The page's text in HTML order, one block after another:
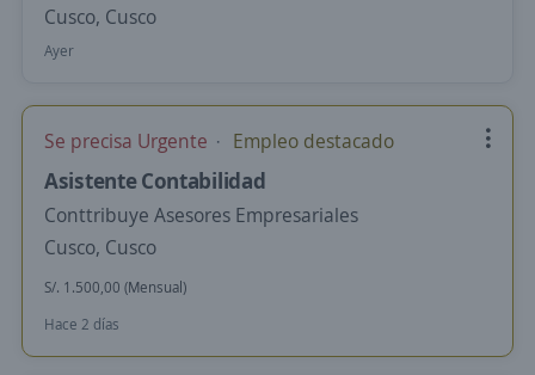
Cusco, Cusco
Ayer
Se precisa Urgente Empleo destacado
Asistente Contabilidad
Conttribuye Asesores Empresariales
Cusco, Cusco
S/. 1.500,00 (Mensual)
Hace 2 días